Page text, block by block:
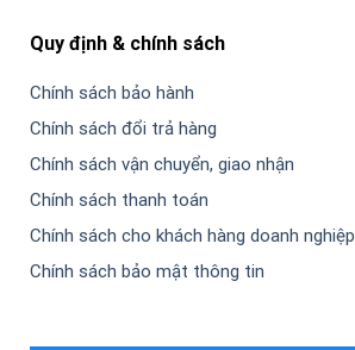
Quy định & chính sách
Chính sách bảo hành
Chính sách đổi trả hàng
Chính sách vận chuyển, giao nhận
Chính sách thanh toán
Chính sách cho khách hàng doanh nghiệp
Chính sách bảo mật thông tin